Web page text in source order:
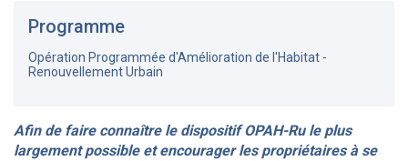
Programme
Opération Programmée d'Amélioration de l'Habitat -
Renouvellement Urbain
Afin de faire connaître le dispositif OPAH-Ru le plus
largement possible et encourager les propriétaires à se